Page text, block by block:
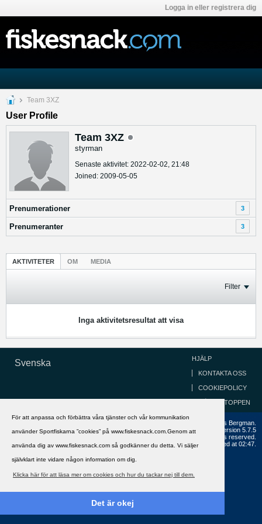
För att anpassa och förbättra våra tjänster och vår kommunikation
använder Sportfiskarna ”cookies” på www.fiskesnack.com.Genom att
använda dig av www.fiskesnack.com så godkänner du detta. Vi säljer
självklart inte vidare någon information om dig.
Klicka här för att läsa mer om cookies och hur du tackar nej till dem.
Det är okej
Logga in eller registrera dig
Team 3XZ
User Profile
Team 3XZ
styrman
Senaste aktivitet: 2022-02-02, 21:48
Joined: 2009-05-05
Prenumerationer 3
Prenumeranter 3
AKTIVITETER OM MEDIA
Filter
Inga aktivitetsresultat att visa
Svenska HJÄLP
KONTAKTA OSS
COOKIEPOLICY
GÅ TILL TOPPEN
Copyright ©2002 - 2021, FiskeSnack.com. Grundad 2002 av Anders Bergman.
Powered byvBulletin®
Version 5.7.5
Copyright © 2026 MH Sub I, LLC dba vBulletin. All rights reserved.
All times are GMT+1. This page was generated at 02:47.